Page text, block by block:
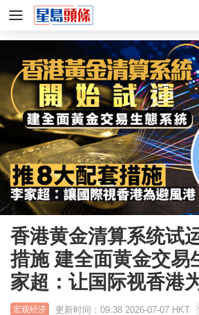
香港黄金清算系统试
措施 建全面黄金交易
家超：让国际视香港
宏观经济 更新时间：09:38 2026-07-07 HKT